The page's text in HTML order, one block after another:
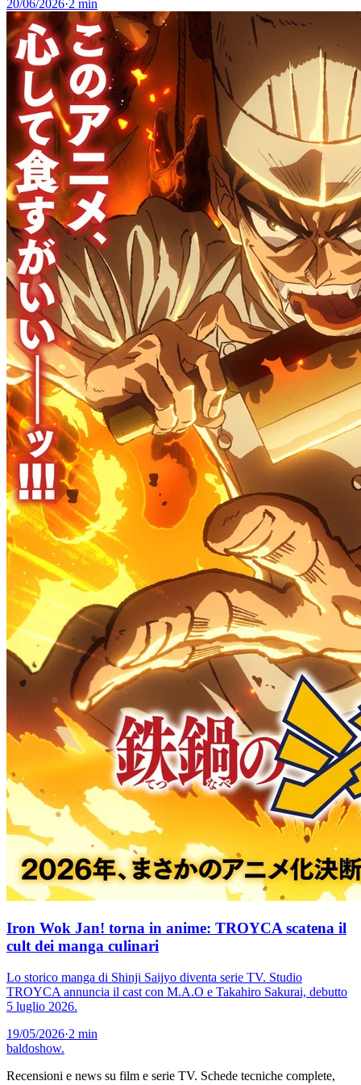
20/06/2026·2 min
Iron Wok Jan! torna in anime: TROYCA scatena il
cult dei manga culinari
Lo storico manga di Shinji Saijyo diventa serie TV. Studio
TROYCA annuncia il cast con M.A.O e Takahiro Sakurai, debutto
5 luglio 2026.
19/05/2026·2 min
baldoshow.
Recensioni e news su film e serie TV. Schede tecniche complete,